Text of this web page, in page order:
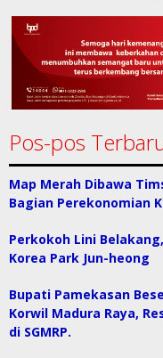
Pos-pos
Map Merah Dibawa
Bagian Perekonomian
Perkokoh Lini
Korea Park Jun-heong
Bupati Pamekasan
Korwil Madura Raya,
di SGMRP.